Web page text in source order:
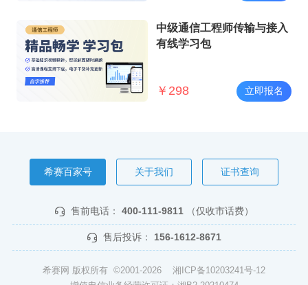
中级通信工程师传输与接入
有线学习包
￥ 298 立即报名
希赛百家号 关于我们 证书查询
售前电话： 400-111-9811 （仅收市话费）
售后投诉： 156-1612-8671
希赛网 版权所有 ©2001-2026 湘ICP备10203241号-12